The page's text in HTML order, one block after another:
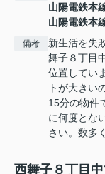
山陽電鉄本
山陽電鉄本
備考
新生活を失
舞子８丁目
位置してい
トが大きい
15分の物件
に何度とな
さい。数多
西舞子８丁目